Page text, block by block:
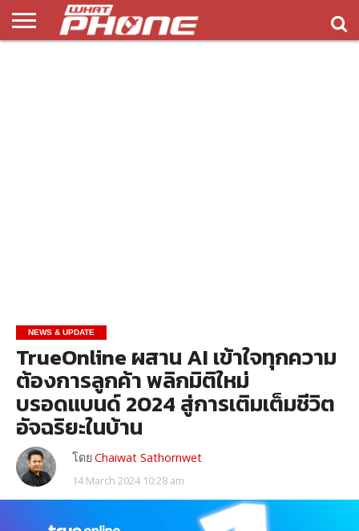
NEWS & UPDATE
TrueOnline ผสาน AI เข้าใจทุกความ
ต้องการลูกค้า พลิกมิติใหม่
บรอดแบนด์ 2024 สู่การเติมเต็มชีวิต
อัจฉริยะในบ้าน
โดยChaiwat Sathornwet
14 March 2024 10:28 am